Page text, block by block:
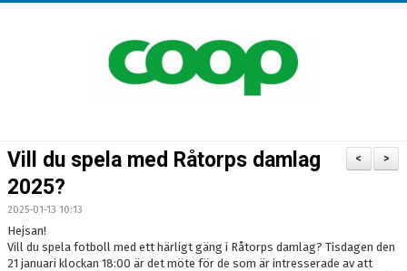
RÅTORPSPRODUKTER
KALENDER
>
<
Vill du spela med Råtorps damlag
2025?
2025-01-13 10:13
Hejsan!
Vill du spela fotboll med ett härligt gäng i Råtorps damlag? Tisdagen den
21 januari klockan 18:00 är det möte för de som är intresserade av att